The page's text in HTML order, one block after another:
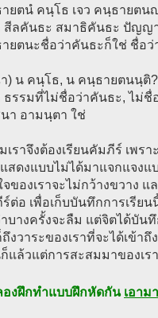
ยตนํ คนฺโธ เจว คนฺธายตน
สีลคันธะ สมาธิคันธะ ปัญญ
ยตนะชื่อว่าคันธะก็ใช่ ชื่อ
) น คนฺโธ, น คนฺธายตนนฺติ?
ธรรมที่ไม่ชื่อว่าคันธะ, ไม่ชื่
า อามนฺตา ใช่
เราจึงต้องเรียนคัมภีร์ เพ
สดงแบบไม่ได้มาแจกแจงแ
จของเราจะไม่กว้างขวาง
ต่อ เพื่อเก็บบันทึกการเรีย
บางครั้งจะลืม แต่จิตได้บัน
งวาระของเราที่จะได้เข้า
แล้วแต่การสะสมมาของเร
องฝึกทำแบบฝึกหัดกัน เอาม